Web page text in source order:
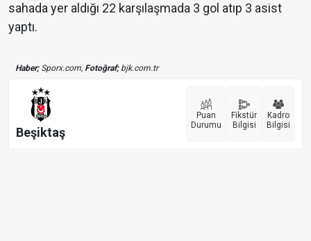
sahada yer aldığı 22 karşılaşmada 3 gol atıp 3 asist
yaptı.
Haber;Sporx.com, Fotoğraf;bjk.com.tr
Beşiktaş
Puan
Durumu
Fikstür
Bilgisi
Kadro
Bilgisi